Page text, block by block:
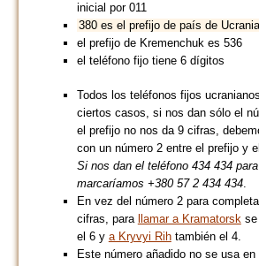
inicial por 011
380 es el prefijo de país de Ucrania
el prefijo de Kremenchuk es 536
el teléfono fijo tiene 6 dígitos
Todos los teléfonos fijos
ciertos casos, si nos dan sólo el
el prefijo no nos da 9 cifras,
con un número 2 entre el prefijo y
Si nos dan el teléfono 434 434 para
marcaríamos +380 57 2 434 434.
En vez del número 2 para
cifras, para llamar a Kramatorskse
el 6 y a Kryvyi Rihtambién el 4.
Este número añadido no se usa en